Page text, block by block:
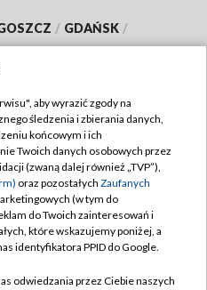
/ GDAŃSK /
/ RZESZÓW /
WROCŁAW
aby wyrazić zgody na
śledzenia i zbierania danych,
końcowym i ich
Twoich danych osobowych przez
(zwaną dalej również „TVP”),
oraz pozostałych Zaufanych
(w tym do
do Twoich zainteresowań i
które wskazujemy poniżej, a
identyfikatora PPID do Google.
odwiedzania przez Ciebie naszych